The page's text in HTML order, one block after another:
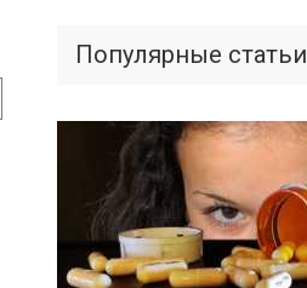
Популярные статьи